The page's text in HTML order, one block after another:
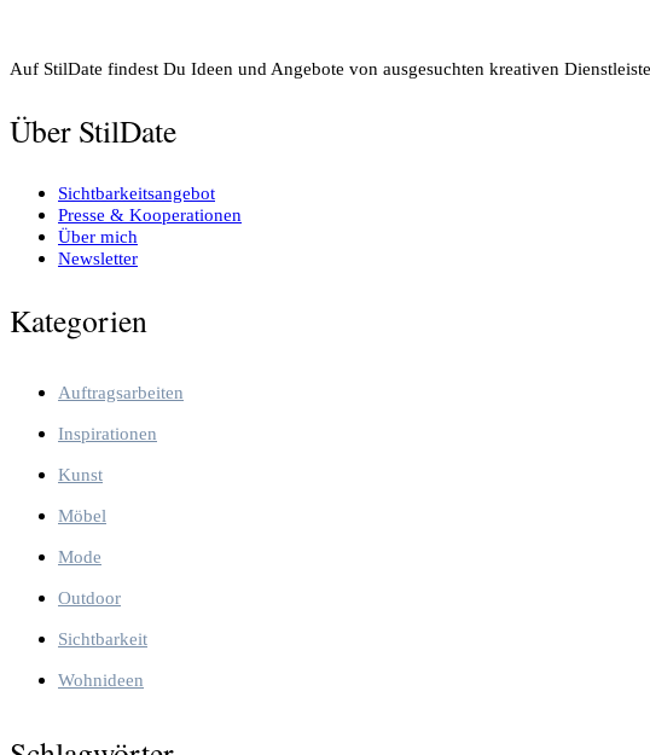
Auf StilDate findest Du Ideen und Angebote von ausgesuchten kreativen
Über StilDate
Sichtbarkeitsangebot
Presse & Kooperationen
Über mich
Newsletter
Kategorien
Auftragsarbeiten
Inspirationen
Kunst
Möbel
Mode
Outdoor
Sichtbarkeit
Wohnideen